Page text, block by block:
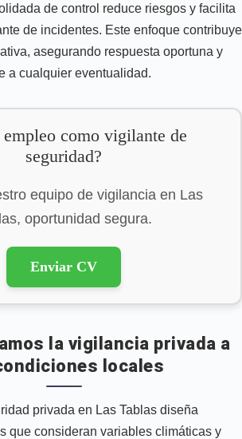
de control reduce riesgos y facilita
de incidentes. Este enfoque contribuye
asegurando respuesta oportuna y
a cualquier eventualidad.
empleo como vigilante de
seguridad?
equipo de vigilancia en Las
oportunidad segura.
Enviar CV
la vigilancia privada a
locales
privada en Las Tablas diseña
que consideran variables climáticas y